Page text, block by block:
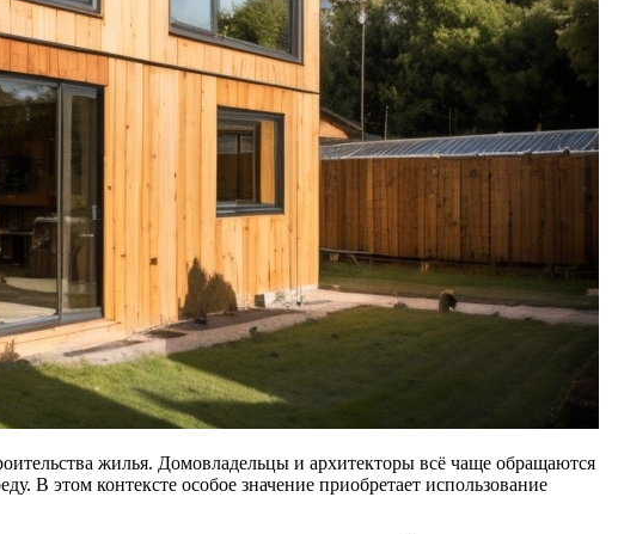
жилья. Домовладельцы и архитекторы всё чаще обращаются
В этом контексте особое значение приобретает использование